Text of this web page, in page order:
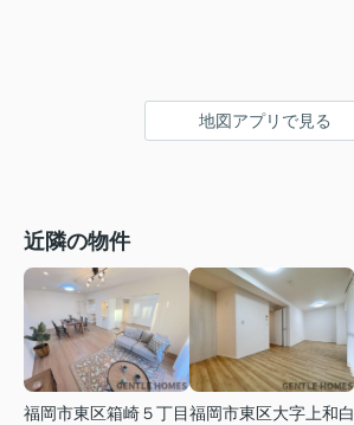
地図アプリで見る
近隣の物件
福岡市東区箱崎５丁目福岡市東区大字上和白